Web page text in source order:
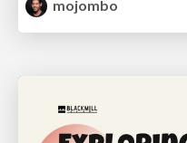
mojombo